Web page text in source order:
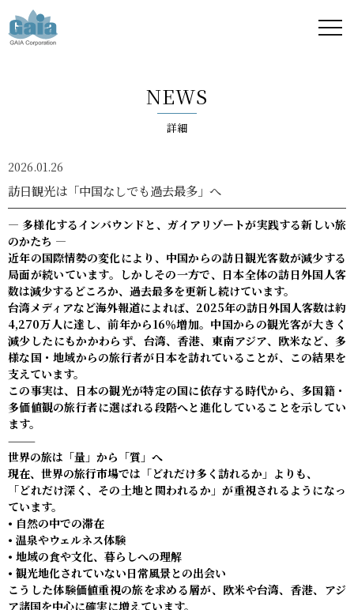
ア -
GAIA
Corporation
-
NEWS
詳細
2026.01.26
訪日観光は「中国なしでも過去最多」へ
― 多様化するインバウンドと、ガイアリゾートが実践する新しい旅
のかたち ―
近年の国際情勢の変化により、中国からの訪日観光客数が減少する
局面が続いています。しかしその一方で、日本全体の訪日外国人客
数は減少するどころか、過去最多を更新し続けています。
台湾メディアなど海外報道によれば、2025年の訪日外国人客数は約
4,270万人に達し、前年から16％増加。中国からの観光客が大きく
減少したにもかかわらず、台湾、香港、東南アジア、欧米など、多
様な国・地域からの旅行者が日本を訪れていることが、この結果を
支えています。
この事実は、日本の観光が特定の国に依存する時代から、多国籍・
多価値観の旅行者に選ばれる段階へと進化していることを示してい
ます。
⸻
世界の旅は「量」から「質」へ
現在、世界の旅行市場では「どれだけ多く訪れるか」よりも、
「どれだけ深く、その土地と関われるか」が重視されるようになっ
ています。
• 自然の中での滞在
• 温泉やウェルネス体験
• 地域の食や文化、暮らしへの理解
• 観光地化されていない日常風景との出会い
こうした体験価値重視の旅を求める層が、欧米や台湾、香港、アジ
ア諸国を中心に確実に増えています。